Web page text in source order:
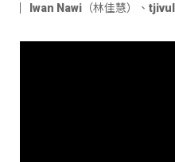
Iwan Nawi（林佳慧）
、